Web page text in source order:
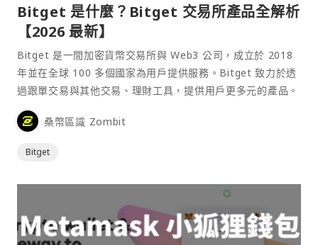
Bitget 是什麼？Bitget 交易所產品全解析
【2026 最新】
Bitget 是一間加密貨幣交易所與 Web3 公司，成立於 2018
年並在全球 100 多個國家為用戶提供服務。Bitget 致力於透
過跟單交易與其他交易、理財工具，提供用戶更多元的產品。
桑幣區識 Zombit
Bitget